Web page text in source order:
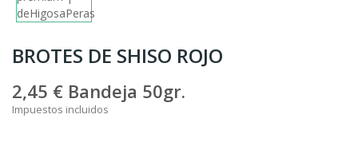
BROTES DE SHISO ROJO
2,45 € Bandeja 50gr.
Impuestos incluidos